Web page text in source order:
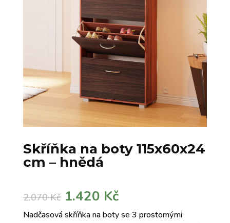
Skříňka na boty 115x60x24
cm – hnědá
2.070Kč Původní
cena
1.420 KčAktuální
cena
Nadčasová skříňka na boty se 3 prostornými